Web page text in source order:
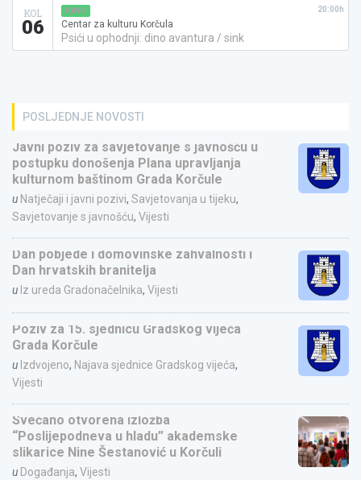
KOL
06
KINO
Centar za kulturu Korčula
Psići u ophodnji: dino avantura / sink
20:00h
POSLJEDNJE NOVOSTI
Javni poziv za savjetovanje s javnošću u
postupku donošenja Plana upravljanja
kulturnom baštinom Grada Korčule
u Natječaji i javni pozivi, Savjetovanja u tijeku,
Savjetovanje s javnošću, Vijesti
Dan pobjede i domovinske zahvalnosti i
Dan hrvatskih branitelja
u Iz ureda Gradonačelnika, Vijesti
Poziv za 15. sjednicu Gradskog vijeća
Grada Korčule
u Izdvojeno, Najava sjednice Gradskog vijeća,
Vijesti
Svečano otvorena izložba
“Poslijepodneva u hladu” akademske
slikarice Nine Šestanović u Korčuli
u Događanja, Vijesti